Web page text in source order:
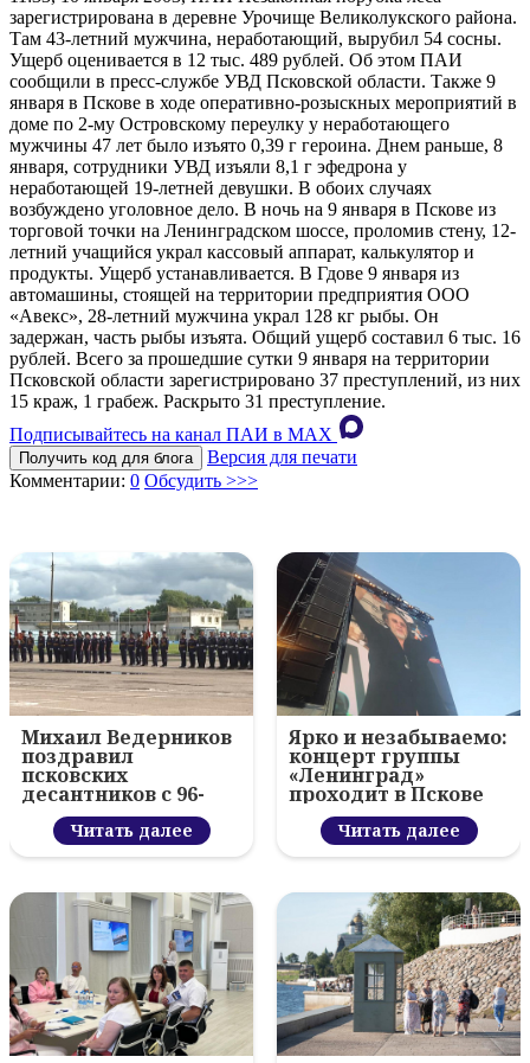
зарегистрирована в деревне Урочище Великолукского района.
Там 43-летний мужчина, неработающий, вырубил 54 сосны.
Ущерб оценивается в 12 тыс. 489 рублей. Об этом ПАИ
сообщили в пресс-службе УВД Псковской области. Также 9
января в Пскове в ходе оперативно-розыскных мероприятий в
доме по 2-му Островскому переулку у неработающего
мужчины 47 лет было изъято 0,39 г героина. Днем раньше, 8
января, сотрудники УВД изъяли 8,1 г эфедрона у
неработающей 19-летней девушки. В обоих случаях
возбуждено уголовное дело. В ночь на 9 января в Пскове из
торговой точки на Ленинградском шоссе, проломив стену, 12-
летний учащийся украл кассовый аппарат, калькулятор и
продукты. Ущерб устанавливается. В Гдове 9 января из
автомашины, стоящей на территории предприятия ООО
«Авекс», 28-летний мужчина украл 128 кг рыбы. Он
задержан, часть рыбы изъята. Общий ущерб составил 6 тыс. 16
рублей. Всего за прошедшие сутки 9 января на территории
Псковской области зарегистрировано 37 преступлений, из них
15 краж, 1 грабеж. Раскрыто 31 преступление.
Подписывайтесь на канал ПАИ в MAХ
Получить код для блога
Версия для печати
Комментарии: 0 Обсудить >>>
Михаил Ведерников
поздравил
псковских
десантников с 96-
летием ВДВ и
вручил награды
Читать далее
Ярко и незабываемо:
концерт группы
«Ленинград»
проходит в Пскове
Читать далее